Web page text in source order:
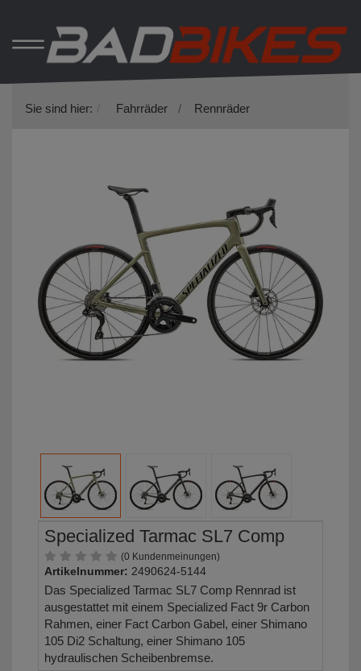
Sie sind hier: Fahrräder Rennräder
Specialized Tarmac SL7 Comp
(0 Kundenmeinungen)
Artikelnummer: 2490624-5144
Das Specialized Tarmac SL7 Comp Rennrad ist
ausgestattet mit einem Specialized Fact 9r Carbon
Rahmen, einer Fact Carbon Gabel, einer Shimano
105 Di2 Schaltung, einer Shimano 105
hydraulischen Scheibenbremse.